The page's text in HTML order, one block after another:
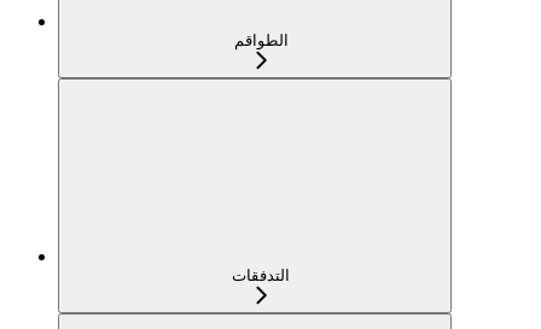
الطواقم
التدفقات